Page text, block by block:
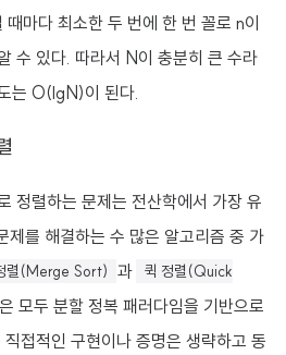
마다 최소한 두 번에 한 번 꼴로 n이
수 있다. 따라서 N이 충분히 큰 수라
는 O(lgN)이 된다.
정렬하는 문제는 전산학에서 가장 유
제를 해결하는 수 많은 알고리즘 중 가
렬(Merge Sort) 과
퀵 정렬(Quick
모두 분할 정복 패러다임을 기반으로
접적인 구현이나 증명은 생략하고 동